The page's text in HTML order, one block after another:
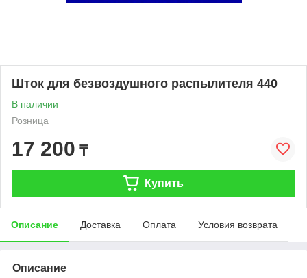
Шток для безвоздушного распылителя 440
В наличии
Розница
17 200 ₸
Купить
Описание Доставка Оплата Условия возврата
Описание